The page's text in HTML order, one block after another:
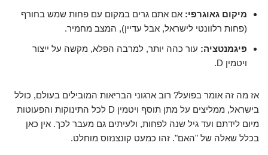
מיקום גאוגרפי: אם אתם גרים במקום עם פחות שמש בחורף
(פחות רלוונטי לישראל, אבל עדיין), המצב מחמיר.
פיגמנטציה: עור כהה יותר, למרבה הפלא, מקשה על ייצור
ויטמין D.
אז מה זה אומר בפועל? רוב ארגוני הבריאות המובילים בעולם, כולל
בישראל, ממליצים על מתן תוסף ויטמין D לכל התינוקות והפעוטות
מיום לידתם ועד גיל שנה לפחות, ולעיתים גם מעבר לכך. אין כאן
בכלל שאלה של "האם". זהו כמעט קונצנזוס מוחלט.